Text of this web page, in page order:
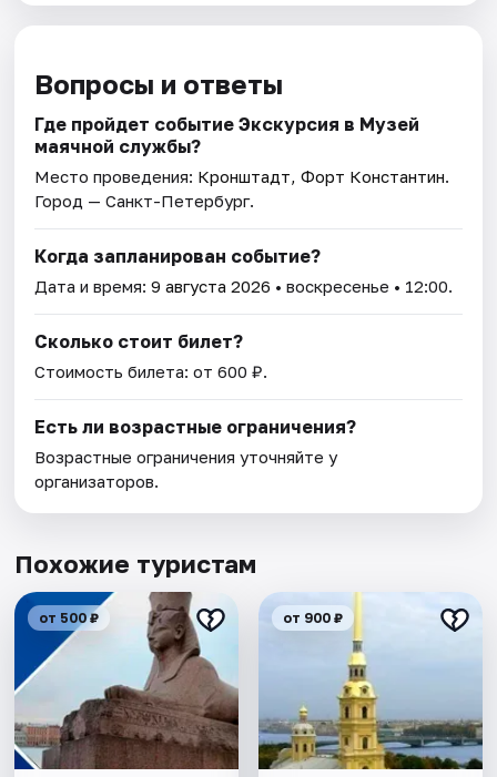
Вопросы и ответы
Где пройдет событие Экскурсия в Музей
маячной службы?
Место проведения: Кронштадт, Форт Константин.
Город — Санкт-Петербург.
Когда запланирован событие?
Дата и время:9 августа 2026 • воскресенье • 12:00.
Сколько стоит билет?
Стоимость билета: от 600 ₽.
Есть ли возрастные ограничения?
Возрастные ограничения уточняйте у
организаторов.
Похожие туристам
от 500 ₽ от 900 ₽